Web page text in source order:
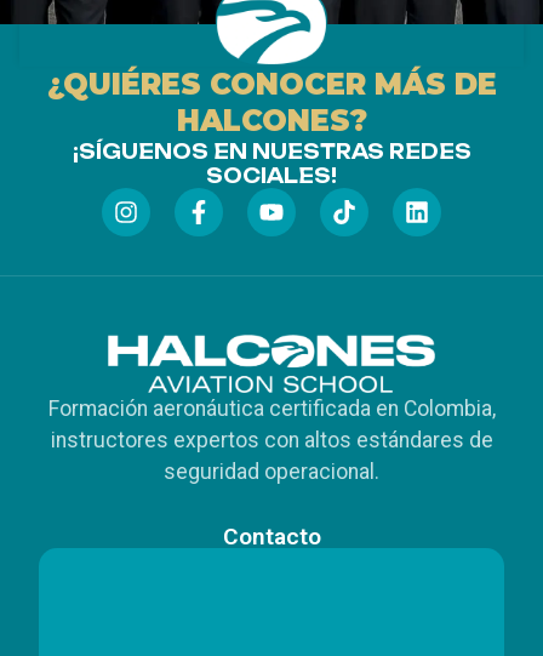
¿QUIÉRES CONOCER MÁS DE
HALCONES?
¡SÍGUENOS EN NUESTRAS REDES
SOCIALES!
Formación aeronáutica certificada en Colombia,
instructores expertos con altos estándares de
seguridad operacional.
Contacto